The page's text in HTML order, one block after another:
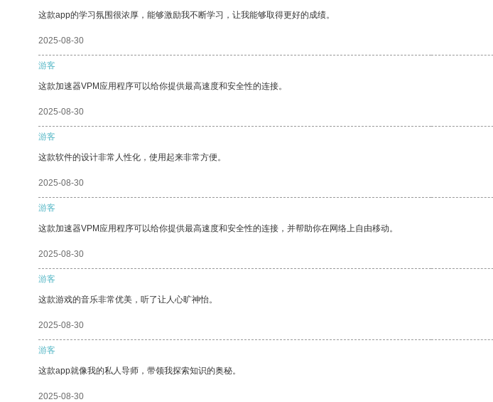
这款app的学习氛围很浓厚，能够激励我不断学习，让我能够取得更好的成绩。
2025-08-30
游客
这款加速器VPM应用程序可以给你提供最高速度和安全性的连接。
2025-08-30
游客
这款软件的设计非常人性化，使用起来非常方便。
2025-08-30
游客
这款加速器VPM应用程序可以给你提供最高速度和安全性的连接，并帮助你在网络上自由移动。
2025-08-30
游客
这款游戏的音乐非常优美，听了让人心旷神怡。
2025-08-30
游客
这款app就像我的私人导师，带领我探索知识的奥秘。
2025-08-30